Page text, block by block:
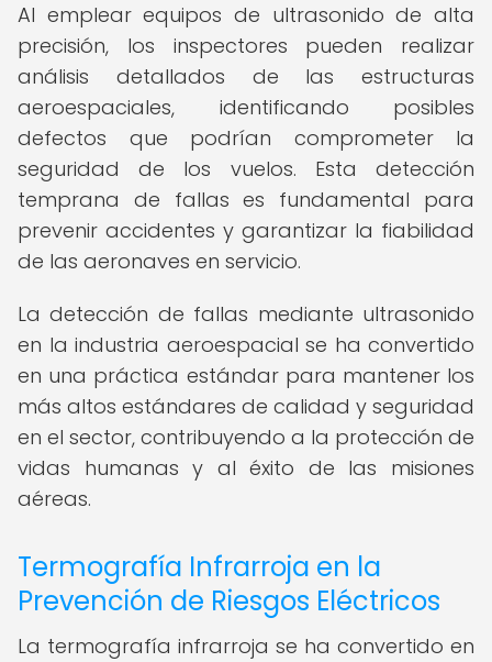
Al emplear equipos de ultrasonido de alta
precisión, los inspectores pueden realizar
análisis detallados de las estructuras
aeroespaciales, identificando posibles
defectos que podrían comprometer la
seguridad de los vuelos. Esta detección
temprana de fallas es fundamental para
prevenir accidentes y garantizar la fiabilidad
de las aeronaves en servicio.
La detección de fallas mediante ultrasonido
en la industria aeroespacial se ha convertido
en una práctica estándar para mantener los
más altos estándares de calidad y seguridad
en el sector, contribuyendo a la protección de
vidas humanas y al éxito de las misiones
aéreas.
Termografía Infrarroja en la
Prevención de Riesgos Eléctricos
La termografía infrarroja se ha convertido en